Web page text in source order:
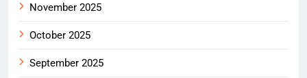
November 2025
October 2025
September 2025